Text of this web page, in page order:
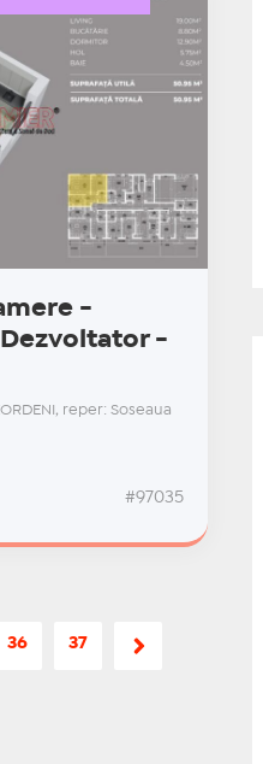
-
-
reper: Soseaua
#97035
36 37